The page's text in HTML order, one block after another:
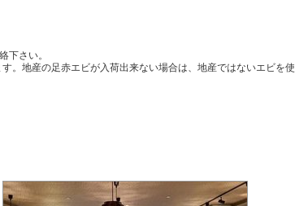
下さい。
地産の足赤エビが入荷出来ない場合は、地産ではないエビを使